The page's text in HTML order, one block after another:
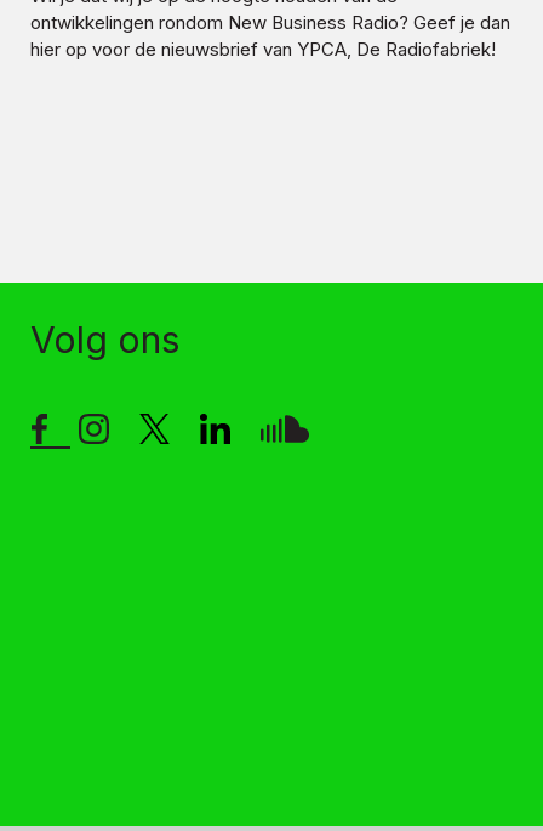
ontwikkelingen rondom New Business Radio? Geef je dan
hier op voor de nieuwsbrief van YPCA, De Radiofabriek!
Volg ons